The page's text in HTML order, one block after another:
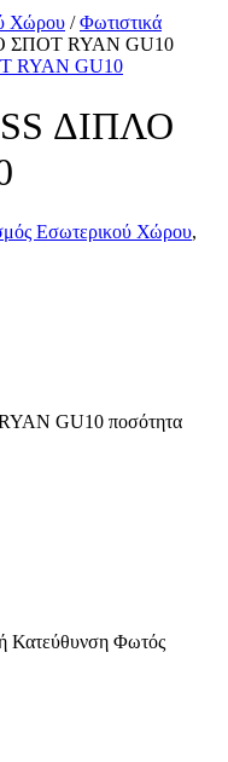
Χώρου /Φωτιστικά
ΣΠΟΤ RYAN GU10
ΔΙΠΛΟ
Εσωτερικού Χώρου,
GU10 ποσότητα
Κατεύθυνση Φωτός